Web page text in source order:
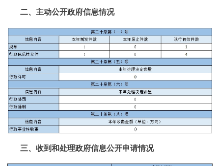
二、主动公开政府信息情况
三、收到和处理政府信息公开申请情况